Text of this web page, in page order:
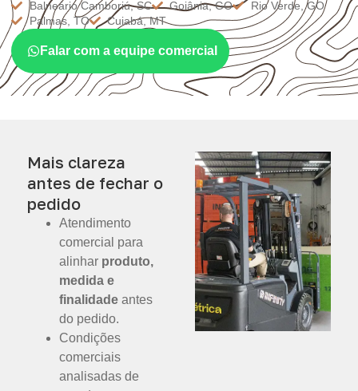
Balneário Camboriú, SC
Goiânia, GO
Rio Verde, GO
Palmas, TO
Cuiabá, MT
Falar com a equipe comercial
Mais clareza
antes de fechar o
pedido
Atendimento
comercial para
alinhar produto,
medida e
finalidade antes
do pedido.
Condições
comerciais
analisadas de